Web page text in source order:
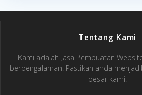
Tentang Kami
Kami adalah Jasa Pembuatan
berpengalaman. Pastikan anda
besar kami.